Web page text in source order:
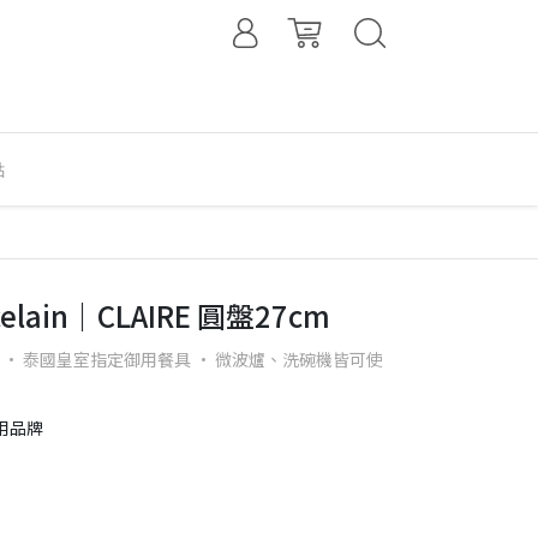
｜CLAIRE 圓盤27cm
泰國皇室指定御用餐具 · 微波爐、洗碗機皆可使
品牌